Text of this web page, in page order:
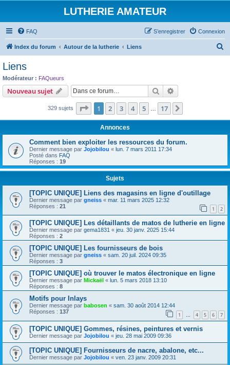
LUTHERIE AMATEUR
FAQ Connexion
S’enregistrer
Index du forum Autour de la lutherie Liens
c
Liens
Modérateur : FAQueurs
Nouveau sujet Rechercher
329 sujets Page 1sur17
1 2 3 4 5 17
Annonces
Comment bien exploiter les ressources du forum.
Dernier message par Jojobilou « lun. 7 mars 2011 17:34
Posté dans FAQ
Réponses : 19
Sujets
[TOPIC UNIQUE] Liens des magasins en ligne d'outillage
Dernier message par gneiss « mar. 11 mars 2025 12:32
Réponses : 21 1 2
[TOPIC UNIQUE] Les détaillants de matos de lutherie en ligne
Dernier message par gema1831 « jeu. 30 janv. 2025 15:44
Réponses : 2
[TOPIC UNIQUE] Les fournisseurs de bois
Dernier message par gneiss « sam. 20 juil. 2024 09:35
Réponses : 3
[TOPIC UNIQUE] où trouver le matos électronique en ligne
Dernier message par Mickaël « lun. 5 mars 2018 13:10
Réponses : 8
Motifs pour Inlays
Dernier message par babosen « sam. 30 août 2014 12:44
Réponses : 137 1 … 4 5 6 7
[TOPIC UNIQUE] Gommes, résines, peintures et vernis
Dernier message par Jojobilou « jeu. 28 mai 2009 09:36
[TOPIC UNIQUE] Fournisseurs de nacre, abalone, etc...
Dernier message par Jojobilou « ven. 23 janv. 2009 20:31